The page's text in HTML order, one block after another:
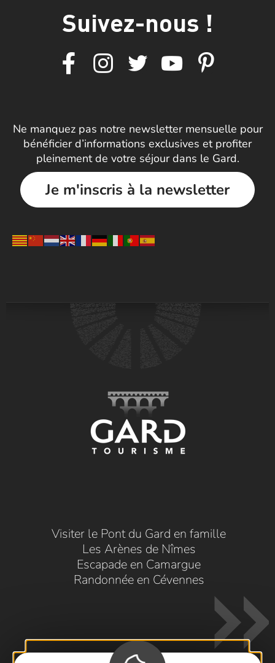
Suivez-nous !
Ne manquez pas notre newsletter mensuelle pour
bénéficier d’informations exclusives et profiter
pleinement de votre séjour dans le Gard.
Je m'inscris à la newsletter
Visiter le Pont du Gard en famille
Les Arènes de Nîmes
Escapade en Camargue
Randonnée en Cévennes